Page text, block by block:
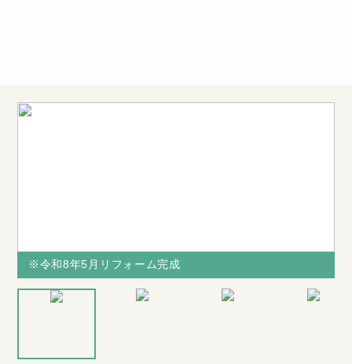
※令和8年5月リフォーム完成
※令和8年5月リフォーム完成